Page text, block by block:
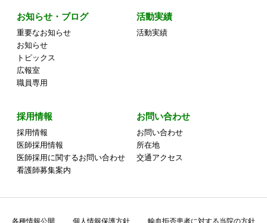
お知らせ・ブログ
重要なお知らせ
お知らせ
トピックス
広報室
職員専用
活動実績
活動実績
採用情報
採用情報
医師採用情報
医師採用に関するお問い合わせ
看護師募集案内
お問い合わせ
お問い合わせ
所在地
交通アクセス
各種情報公開 個人情報保護方針 輸血拒否患者に対する当院の方針